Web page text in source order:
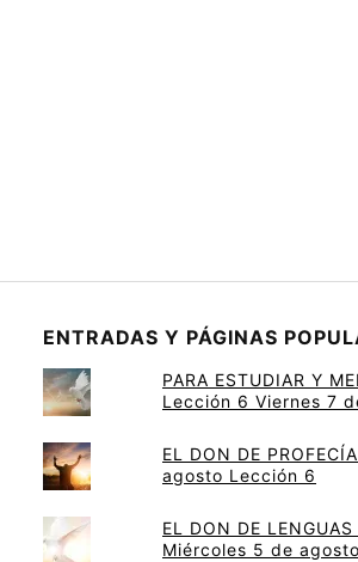
ENTRADAS Y PÁGINAS
PARA ESTUDIAR Y
Lección 6 Viernes 7
EL DON DE
agosto Lección 6
EL DON DE
Miércoles 5 de agosto